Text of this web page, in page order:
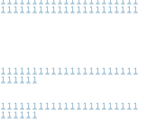
1 1 1 1 1 1 1 1 1 1 1 1 1 1 1 1 1 1 1 1 1 1
1 1 1 1 1 1 1 1 1 1 1 1 1 1 1 1 1 1 1 1 1 1
1 1 1 1 1 1
1 1 1 1 1 1 1 1 1 1 1 1 1 1 1 1 1 1 1 1 1 1
1 1 1 1 1 1